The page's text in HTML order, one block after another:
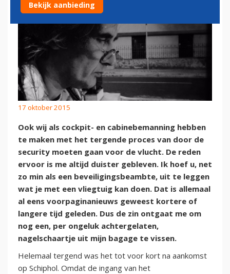
17 oktober 2015
Ook wij als cockpit- en cabinebemanning hebben
te maken met het tergende proces van door de
security moeten gaan voor de vlucht. De reden
ervoor is me altijd duister gebleven. Ik hoef u, net
zo min als een beveiligingsbeambte, uit te leggen
wat je met een vliegtuig kan doen. Dat is allemaal
al eens voorpaginanieuws geweest kortere of
langere tijd geleden. Dus de zin ontgaat me om
nog een, per ongeluk achtergelaten,
nagelschaartje uit mijn bagage te vissen.
Helemaal tergend was het tot voor kort na aankomst
op Schiphol. Omdat de ingang van het
Bekijk aanbieding